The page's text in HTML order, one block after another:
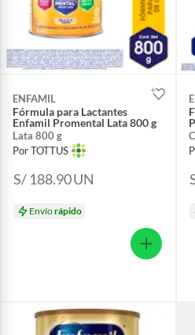
ENFAMIL
Fórmula para Lactantes
Enfamil Promental Lata 800 g
Lata 800 g
Por TOTTUS
S/ 188.90UN
Envíorápido